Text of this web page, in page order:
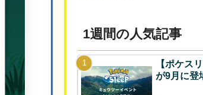
1週間の人気記事
【ポケス
が9月に登